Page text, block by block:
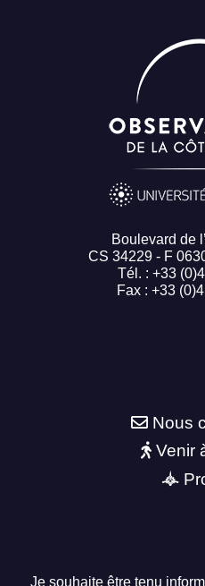
Boulevard de
CS 34229 - F
Tél. : +33
Fax : +33
Nous
Venir
Je souhaite être tenu